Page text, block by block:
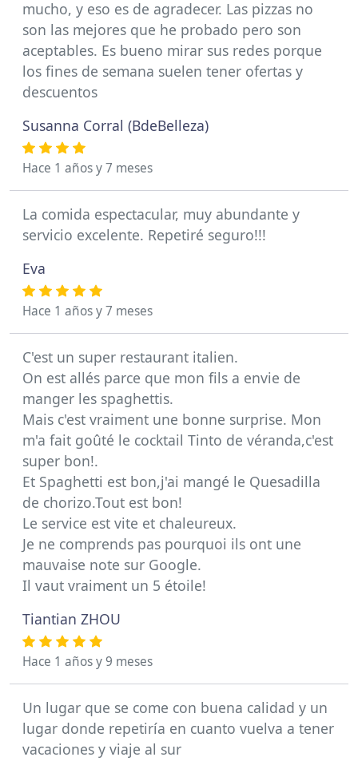
mucho, y eso es de agradecer. Las pizzas no
son las mejores que he probado pero son
aceptables. Es bueno mirar sus redes porque
los fines de semana suelen tener ofertas y
descuentos
Susanna Corral (BdeBelleza)
Hace 1 años y 7 meses
La comida espectacular, muy abundante y
servicio excelente. Repetiré seguro!!!
Eva
Hace 1 años y 7 meses
C'est un super restaurant italien.
On est allés parce que mon fils a envie de
manger les spaghettis.
Mais c'est vraiment une bonne surprise. Mon
m'a fait goûté le cocktail Tinto de véranda,c'est
super bon!.
Et Spaghetti est bon,j'ai mangé le Quesadilla
de chorizo.Tout est bon!
Le service est vite et chaleureux.
Je ne comprends pas pourquoi ils ont une
mauvaise note sur Google.
Il vaut vraiment un 5 étoile!
Tiantian ZHOU
Hace 1 años y 9 meses
Un lugar que se come con buena calidad y un
lugar donde repetiría en cuanto vuelva a tener
vacaciones y viaje al sur